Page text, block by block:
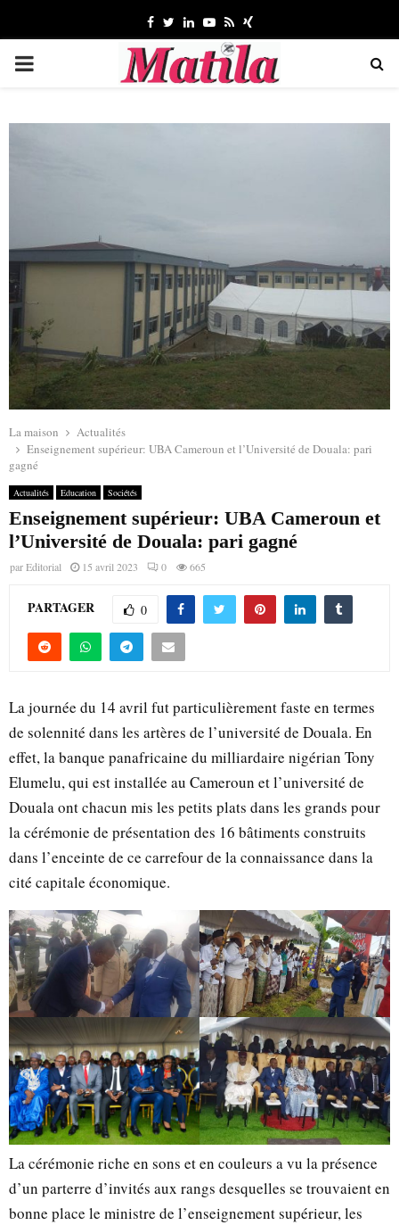
Facebook
TwitterLinkedinYoutube
RssXing
MENU
La maison
Actualités
Enseignement supérieur: UBA Cameroun et l’Université de Douala: pari
gagné
Actualités Education Sociétés
Enseignement supérieur: UBA Cameroun et
l’Université de Douala: pari gagné
parEditorial 15 avril 2023 0 665
PARTAGER 0
La journée du 14 avril fut particulièrement faste en termes
de solennité dans les artères de l’université de Douala. En
effet, la banque panafricaine du milliardaire nigérian Tony
Elumelu, qui est installée au Cameroun et l’université de
Douala ont chacun mis les petits plats dans les grands pour
la cérémonie de présentation des 16 bâtiments construits
dans l’enceinte de ce carrefour de la connaissance dans la
cité capitale économique.
La cérémonie riche en sons et en couleurs a vu la présence
d’un parterre d’invités aux rangs desquelles se trouvaient en
bonne place le ministre de l’enseignement supérieur, les